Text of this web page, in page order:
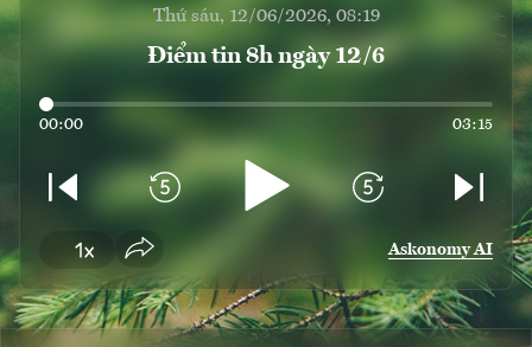
Thứ sáu, 12/06/2026, 08:19
Điểm tin 8h ngày 12/6
00:00 03:15
Askonomy AI